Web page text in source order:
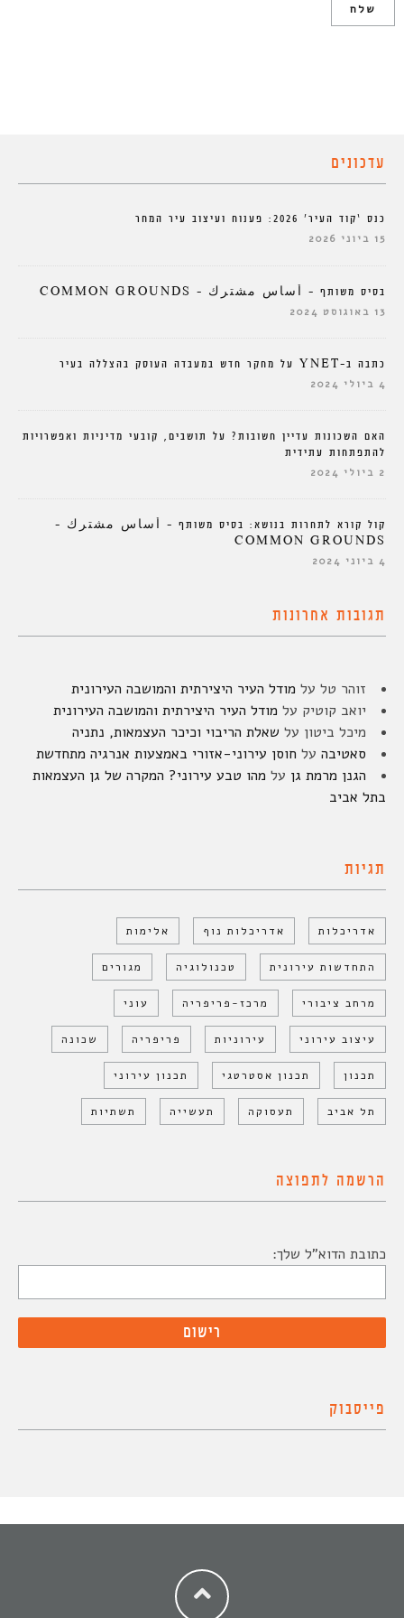
עדכונים
כנס ‘קוד העיר’ 2026: פענוח ועיצוב עיר המחר
15 ביוני 2026
בסיס משותף – أساس مشترك – COMMON GROUNDS
13 באוגוסט 2024
כתבה ב-YNET על מחקר חדש במעבדה העוסק בהצללה בעיר
4 ביולי 2024
האם השכונות עדיין חשובות? על תושבים, קובעי מדיניות ואפשרויות
להתפתחות עתידית
2 ביולי 2024
קול קורא לתחרות בנושא: בסיס משותף – أساس مشترك –
COMMON GROUNDS
4 ביוני 2024
תגובות אחרונות
זוהר טל על מודל העיר היצירתית והמושבה העירונית
יואב קוטיק על מודל העיר היצירתית והמושבה העירונית
מיכל ביטון על שאלת הריבוי וכיכר העצמאות, נתניה
סאטיבה על חוסן עירוני-אזורי באמצעות אנרגיה מתחדשת
הגנן מרמת גן על מהו טבע עירוני? המקרה של גן העצמאות
בתל אביב
תגיות
אדריכלות אדריכלות נוף אלימות
התחדשות עירונית טכנולוגיה מגורים
מרחב ציבורי מרכז-פריפריה עוני
עיצוב עירוני עירוניות פריפריה שכונה
תכנון תכנון אסטרטגי תכנון עירוני
תל אביב תעסוקה תעשייה תשתיות
הרשמה לתפוצה
כתובת הדוא"ל שלך:
פייסבוק